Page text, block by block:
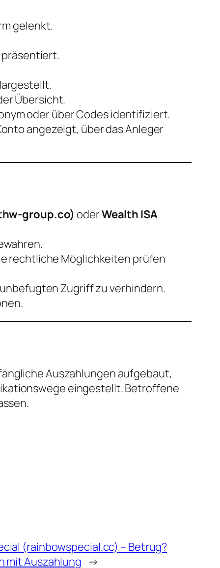
gelenkt.
Übersicht.
oder über Codes identifiziert.
angezeigt, über das Anleger
group.co) oderWealth ISA
rechtliche Möglichkeiten prüfen
Zugriff zu verhindern.
Auszahlungen aufgebaut,
eingestellt. Betroffene
(rainbowspecial.cc) – Betrug?
mit Auszahlung →